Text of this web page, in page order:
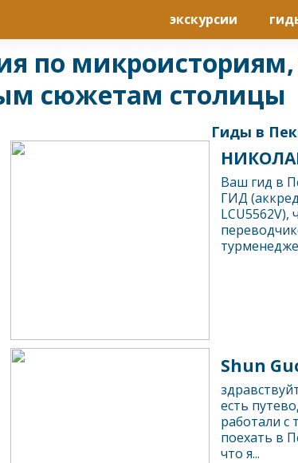
экскурсии
по
сюжетам столицы
Гиды в
Ваш гид в
ГИД
LCU5562V),
Shun
есть
работали с
поехать в
что я...